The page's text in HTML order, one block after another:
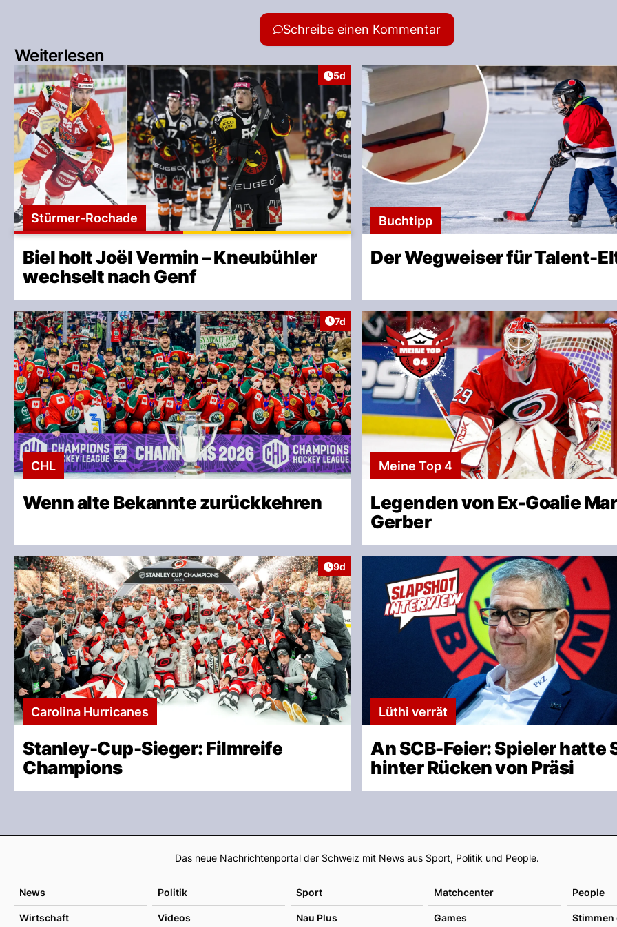
Schreibe einen Kommentar
Weiterlesen
Artikel veröffentlicht:
5d
Stürmer-Rochade
Biel holt Joël Vermin – Kneubühler
wechselt nach Genf
Buchtipp
Der Wegweiser für Talent-
Artikel veröffentlicht:
7d
CHL
Wenn alte Bekannte zurückkehren
Meine Top 4
Legenden von Ex-Goalie
Gerber
Artikel veröffentlicht:
9d
Carolina Hurricanes
Stanley-Cup-Sieger: Filmreife
Champions
Lüthi verrät
An SCB-Feier: Spieler hatte
hinter Rücken von Präsi
Footer
Das neue Nachrichtenportal der Schweiz mit News aus Sport, Politik und People.
News Politik Sport Matchcenter People
Wirtschaft Videos Nau Plus Games Stimmen